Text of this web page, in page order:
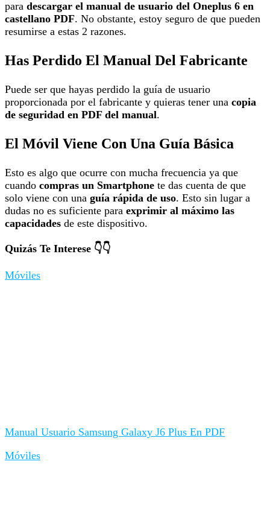
para descargar el manual de usuario del Oneplus 6 en
castellano PDF. No obstante, estoy seguro de que pueden
resumirse a estas 2 razones.
Has Perdido El Manual Del Fabricante
Puede ser que hayas perdido la guía de usuario
proporcionada por el fabricante y quieras tener una copia
de seguridad en PDF del manual.
El Móvil Viene Con Una Guía Básica
Esto es algo que ocurre con mucha frecuencia ya que
cuando compras un Smartphone te das cuenta de que
solo viene con una guía rápida de uso. Esto sin lugar a
dudas no es suficiente para exprimir al máximo las
capacidades de este dispositivo.
Quizás Te Interese 👇👇
Móviles
Manual Usuario Samsung Galaxy J6 Plus En PDF
Móviles